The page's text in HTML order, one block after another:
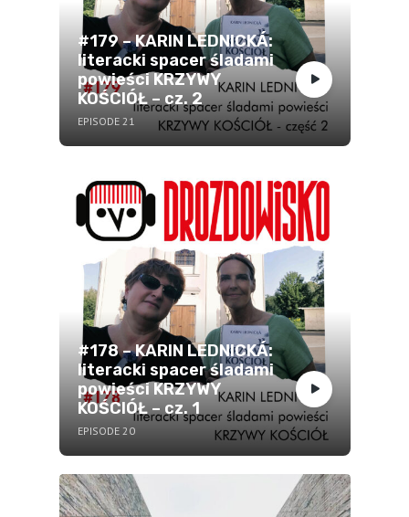
#179 – KARIN LEDNICKÁ:
literacki spacer śladami
powieści KRZYWY
KOŚCIÓŁ – cz. 2
EPISODE 21
#178 – KARIN LEDNICKÁ:
literacki spacer śladami
powieści KRZYWY
KOŚCIÓŁ – cz. 1
EPISODE 20